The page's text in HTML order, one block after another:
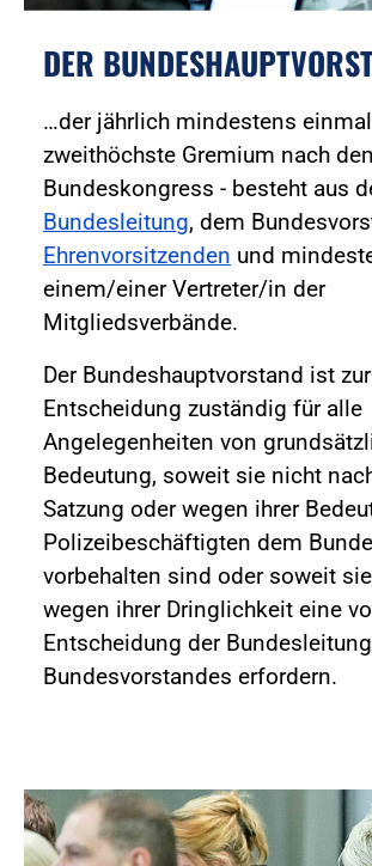
DER
…der jährlich mindestens
zweithöchste Gremium nach
Bundeskongress - besteht aus
Bundesleitung, dem
Ehrenvorsitzenden und
einem/einer Vertreter/in der
Mitgliedsverbände.
Der Bundeshauptvorstand ist zur
Entscheidung zuständig für alle
Angelegenheiten von
Bedeutung, soweit sie nicht
Satzung oder wegen ihrer
Polizeibeschäftigten dem
vorbehalten sind oder soweit
wegen ihrer Dringlichkeit eine
Entscheidung der
Bundesvorstandes erfordern.